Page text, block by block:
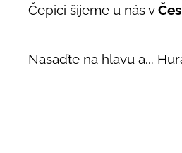
Čepici šijeme u nás v
Nasaďte na hlavu a...